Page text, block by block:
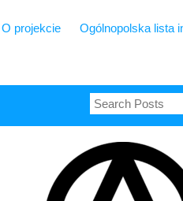
O projekcie Ogólnopolska lista
Search
for: